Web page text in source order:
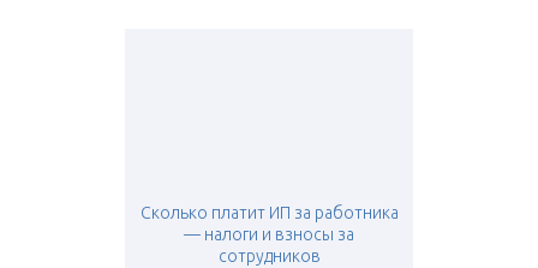
Сколько платит ИП за работника
— налоги и взносы за
сотрудников